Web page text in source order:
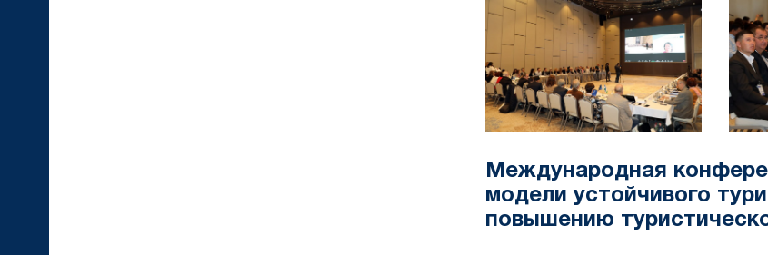
Международная
модели устойчивого
повышению